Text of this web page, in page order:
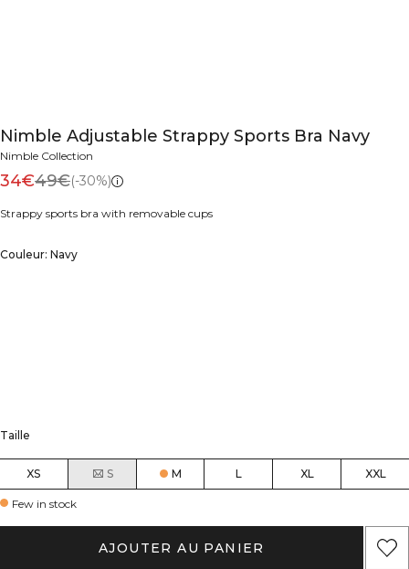
Nimble Adjustable Strappy Sports Bra Navy
Nimble Collection
34€49€(-30%)
Strappy sports bra with removable cups
Couleur: Navy
Taille
XS S M L XL XXL
Few in stock
AJOUTER AU PANIER